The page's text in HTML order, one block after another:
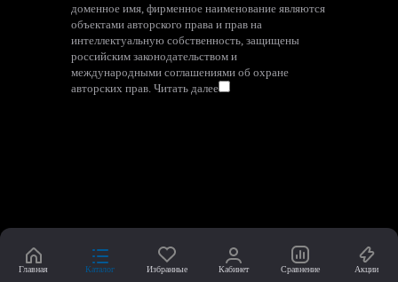
доменное имя, фирменное наименование являются
объектами авторского права и прав на
интеллектуальную собственность, защищены
российским законодательством и
международными соглашениями об охране
авторских прав. Читать далее
Главная Каталог Избранные Кабинет Сравнение Акции